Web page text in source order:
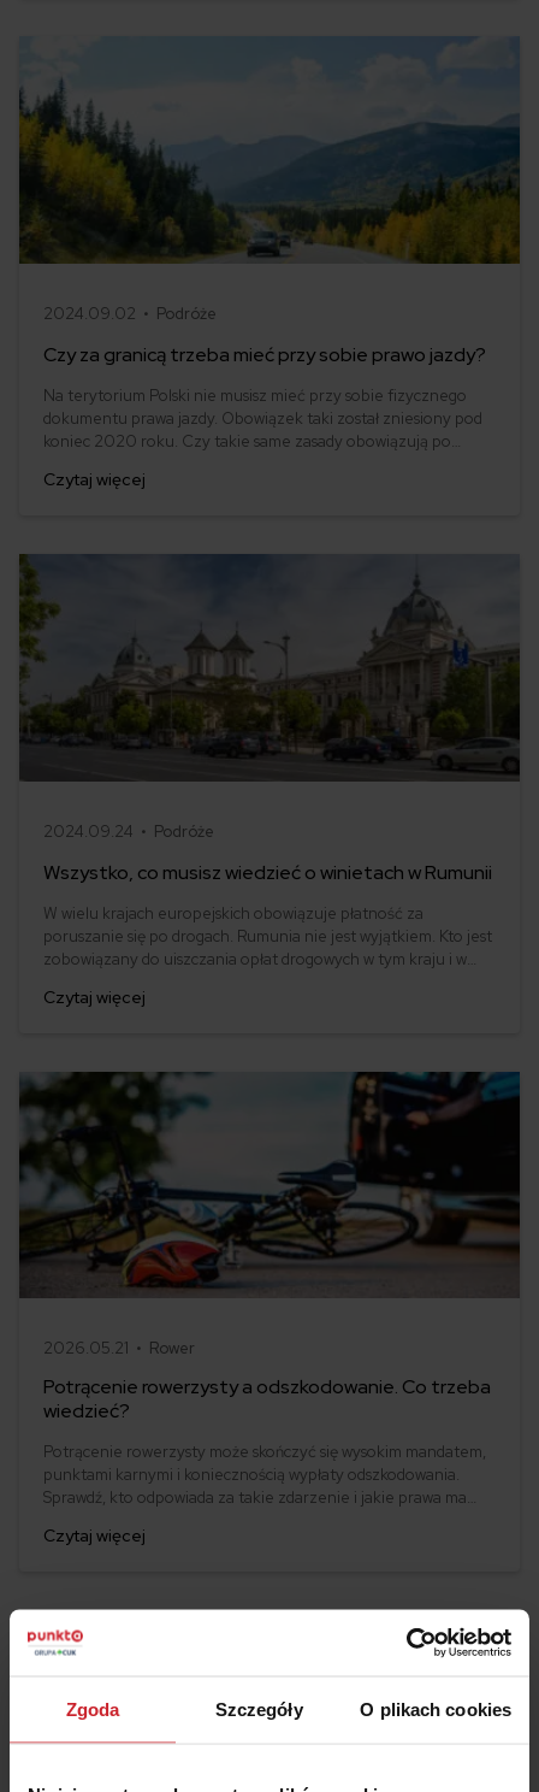
Zgoda Szczegóły O plikach cookies
2024.09.02 • Podróże
Czy za granicą trzeba mieć przy sobie prawo jazdy?
Na terytorium Polski nie musisz mieć przy sobie fizycznego
dokumentu prawa jazdy. Obowiązek taki został zniesiony pod
koniec 2020 roku. Czy takie same zasady obowiązują po
wywołuje brak prawa jazdy przy kontroli za granicą.
Czytaj więcej
2024.09.24 • Podróże
Wszystko, co musisz wiedzieć o winietach w Rumunii
W wielu krajach europejskich obowiązuje płatność za
poruszanie się po drogach. Rumunia nie jest wyjątkiem. Kto jest
zobowiązany do uiszczania opłat drogowych w tym kraju i w
się do podróży przez Rumunię, aby uniknąć kar.
Czytaj więcej
2026.05.21 • Rower
Potrącenie rowerzysty a odszkodowanie. Co trzeba
wiedzieć?
Potrącenie rowerzysty może skończyć się wysokim mandatem,
punktami karnymi i koniecznością wypłaty odszkodowania.
Sprawdź, kto odpowiada za takie zdarzenie i jakie prawa ma
Czytaj więcej